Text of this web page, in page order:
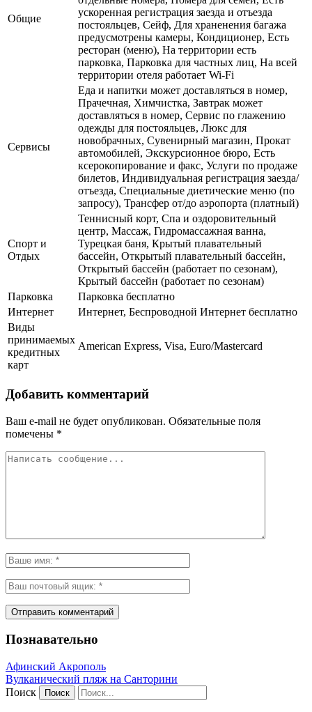
Общие
ускоренная регистрация заезда и отъезда
постояльцев, Сейф, Для храненения багажа
предусмотрены камеры, Кондиционер, Есть
ресторан (меню), На территории есть
парковка, Парковка для частных лиц, На всей
территории отеля работает Wi-Fi
Сервисы
Еда и напитки может доставляться в номер,
Прачечная, Химчистка, Завтрак может
доставляться в номер, Сервис по глажению
одежды для постояльцев, Люкс для
новобрачных, Сувенирный магазин, Прокат
автомобилей, Экскурсионное бюро, Есть
ксерокопирование и факс, Услуги по продаже
билетов, Индивидуальная регистрация заезда/
отъезда, Специальные диетические меню (по
запросу), Трансфер от/до аэропорта (платный)
Спорт и
Отдых
Теннисный корт, Спа и оздоровительный
центр, Массаж, Гидромассажная ванна,
Турецкая баня, Крытый плавательный
бассейн, Открытый плавательный бассейн,
Открытый бассейн (работает по сезонам),
Крытый бассейн (работает по сезонам)
Парковка
Парковка бесплатно
Интернет
Интернет, Беспроводной Интернет бесплатно
Виды
принимаемых
кредитных
карт
American Express, Visa, Euro/Mastercard
Добавить комментарий
Ваш e-mail не будет опубликован. Обязательные поля
помечены *
Познавательно
Афинский Акрополь
Вулканический пляж на Санторини
Поиск